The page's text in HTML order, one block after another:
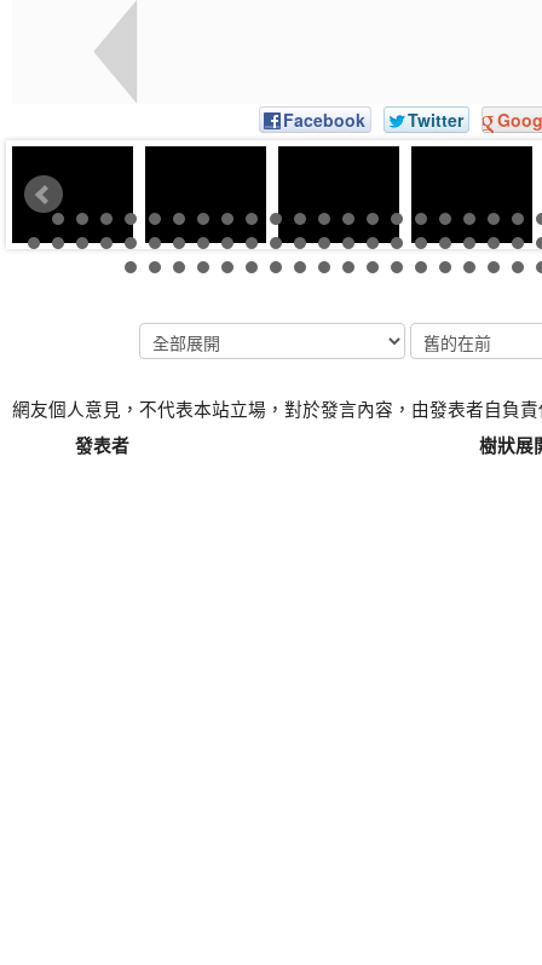
Facebook Twitter
網友個人意見，不代表本站立場，對於發言內容，由發表者自負
發表者
樹狀展